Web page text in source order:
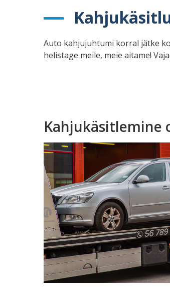
Auto kahjujuhtumi korral jätke
helistage meile, meie aitame!
Kahjukäsitlemine